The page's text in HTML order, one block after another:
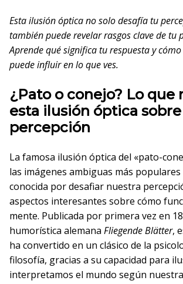
Esta ilusión óptica no solo desafía tu
también puede revelar rasgos clave de tu
Aprende qué significa tu respuesta y
puede influir en lo que ves.
¿Pato o conejo? Lo que
esta ilusión óptica
percepción
La famosa ilusión óptica del «pato-
las imágenes ambiguas más
conocida por desafiar nuestra
aspectos interesantes sobre cómo
mente. Publicada por primera vez en
humorística alemana Fliegende Blätter,
ha convertido en un clásico de la
filosofía, gracias a su capacidad para
interpretamos el mundo según